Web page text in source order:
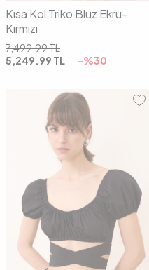
Kısa Kol Triko Bluz Ekru-
Kırmızı
7,499.99TL
5,249.99 TL -%30
36 38 40